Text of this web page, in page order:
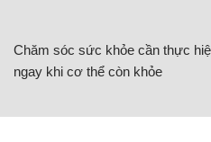
Chăm sóc sức khỏe cần thực
ngay khi cơ thể còn khỏe